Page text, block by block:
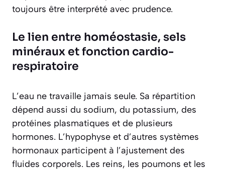
toujours être interprété avec prudence.
Le lien entre homéostasie, sels
minéraux et fonction cardio-
respiratoire
L’eau ne travaille jamais seule. Sa répartition
dépend aussi du sodium, du potassium, des
protéines plasmatiques et de plusieurs
hormones. L’hypophyse et d’autres systèmes
hormonaux participent à l’ajustement des
fluides corporels. Les reins, les poumons et les